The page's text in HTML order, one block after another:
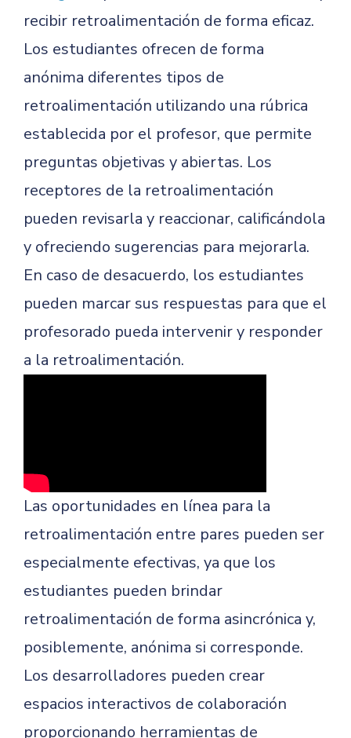
recibir retroalimentación de forma eficaz.
Los estudiantes ofrecen de forma
anónima diferentes tipos de
retroalimentación utilizando una rúbrica
establecida por el profesor, que permite
preguntas objetivas y abiertas. Los
receptores de la retroalimentación
pueden revisarla y reaccionar, calificándola
y ofreciendo sugerencias para mejorarla.
En caso de desacuerdo, los estudiantes
pueden marcar sus respuestas para que el
profesorado pueda intervenir y responder
a la retroalimentación.
Las oportunidades en línea para la
retroalimentación entre pares pueden ser
especialmente efectivas, ya que los
estudiantes pueden brindar
retroalimentación de forma asincrónica y,
posiblemente, anónima si corresponde.
Los desarrolladores pueden crear
espacios interactivos de colaboración
proporcionando herramientas de